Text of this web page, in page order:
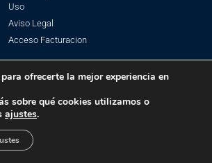
Uso
Aviso Legal
Acceso Facturacion
derechos reservados. SmartMeeting 2023
Made with ❤ by IsmaSEO
ofrecerte la mejor experiencia en
sobre qué cookies utilizamos o
ajustes.